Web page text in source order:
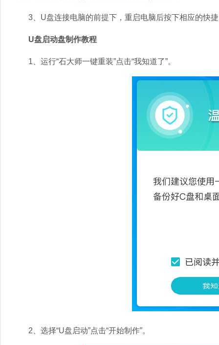
3、U盘连接电脑的前提下，重启电脑后按下相应的快捷
U盘启动盘制作教程
1、运行“石大师一键重装”点击“我知道了”。
2、选择“U盘启动”点击“开始制作”。